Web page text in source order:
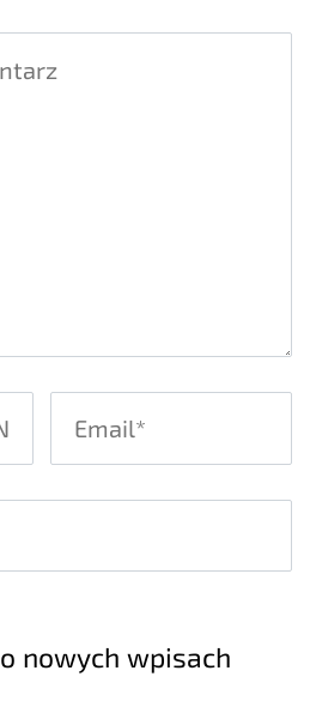
nowych wpisach